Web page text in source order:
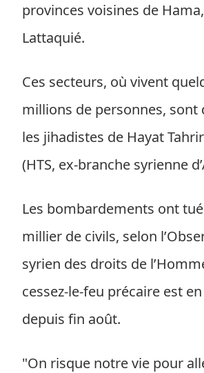
provinces voisines de
Lattaquié.
Ces secteurs, où vivent
millions de personnes, sont
les jihadistes de Hayat
(HTS, ex-branche syrienne
Les bombardements ont tué
millier de civils, selon
syrien des droits de
cessez-le-feu précaire est
depuis fin août.
"On risque notre vie pour